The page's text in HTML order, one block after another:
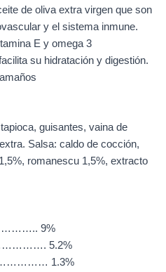
de oliva extra virgen que son
y el sistema inmune.
E y omega 3
su hidratación y digestión.
guisantes, vaina de
Salsa: caldo de cocción,
romanescu 1,5%, extracto
9%
5.2%
1.3%